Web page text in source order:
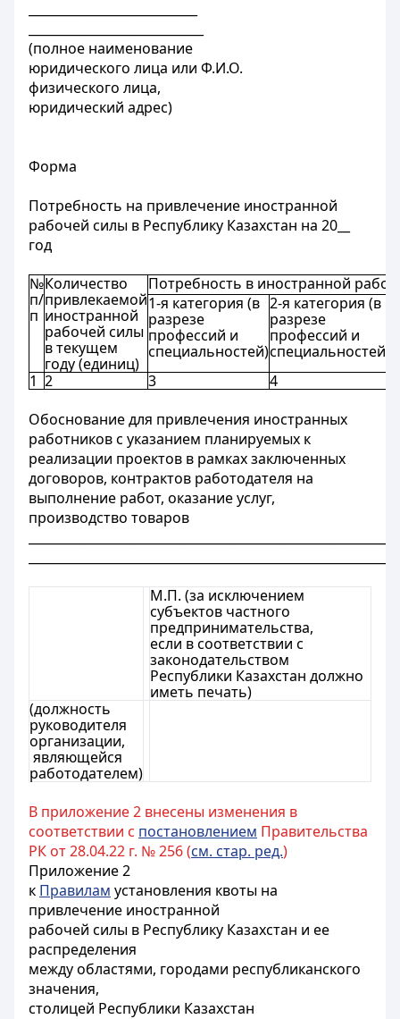
(полное наименование
юридического лица или Ф.И.О.
физического лица,
юридический адрес)
Форма
Потребность на привлечение иностранной
рабочей силы в Республику Казахстан на 20__
год
№
п/
п
Количество
привлекаемой
иностранной
рабочей силы
в текущем
году (единиц)
Потребность в иностранной
1-я категория (в
разрезе
профессий и
специальностей)
2-я категория (в
разрезе
профессий и
специальностей)
1 2 3 4
Обоснование для привлечения иностранных
работников с указанием планируемых к
реализации проектов в рамках заключенных
договоров, контрактов работодателя на
выполнение работ, оказание услуг,
производство товаров
М.П. (за исключением
субъектов частного
предпринимательства,
если в соответствии с
законодательством
Республики Казахстан должно
иметь печать)
(должность
руководителя
организации,
являющейся
работодателем)
В приложение 2 внесены изменения в
соответствии с постановлением Правительства
РК от 28.04.22 г. № 256 (см. стар. ред.)
Приложение 2
к Правилам установления квоты на
привлечение иностранной
рабочей силы в Республику Казахстан и ее
распределения
между областями, городами республиканского
значения,
столицей Республики Казахстан